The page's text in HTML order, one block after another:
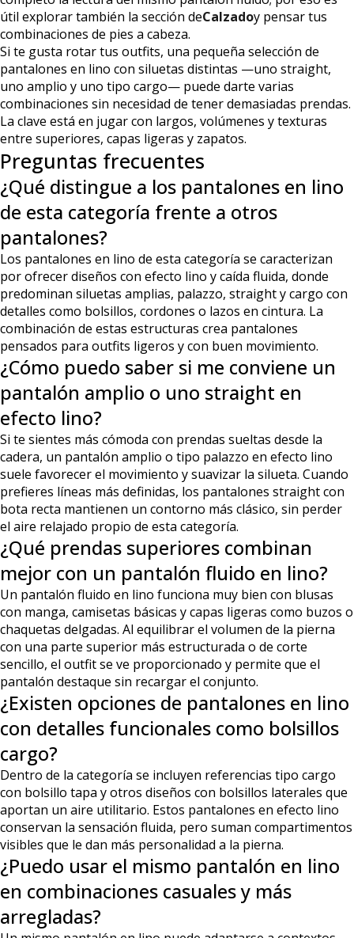
útil explorar también la sección deCalzadoy pensar tus
combinaciones de pies a cabeza.
Si te gusta rotar tus outfits, una pequeña selección de
pantalones en lino con siluetas distintas —uno straight,
uno amplio y uno tipo cargo— puede darte varias
combinaciones sin necesidad de tener demasiadas prendas.
La clave está en jugar con largos, volúmenes y texturas
entre superiores, capas ligeras y zapatos.
Preguntas frecuentes
¿Qué distingue a los pantalones en lino
de esta categoría frente a otros
pantalones?
Los pantalones en lino de esta categoría se caracterizan
por ofrecer diseños con efecto lino y caída fluida, donde
predominan siluetas amplias, palazzo, straight y cargo con
detalles como bolsillos, cordones o lazos en cintura. La
combinación de estas estructuras crea pantalones
pensados para outfits ligeros y con buen movimiento.
¿Cómo puedo saber si me conviene un
pantalón amplio o uno straight en
efecto lino?
Si te sientes más cómoda con prendas sueltas desde la
cadera, un pantalón amplio o tipo palazzo en efecto lino
suele favorecer el movimiento y suavizar la silueta. Cuando
prefieres líneas más definidas, los pantalones straight con
bota recta mantienen un contorno más clásico, sin perder
el aire relajado propio de esta categoría.
¿Qué prendas superiores combinan
mejor con un pantalón fluido en lino?
Un pantalón fluido en lino funciona muy bien con blusas
con manga, camisetas básicas y capas ligeras como buzos o
chaquetas delgadas. Al equilibrar el volumen de la pierna
con una parte superior más estructurada o de corte
sencillo, el outfit se ve proporcionado y permite que el
pantalón destaque sin recargar el conjunto.
¿Existen opciones de pantalones en lino
con detalles funcionales como bolsillos
cargo?
Dentro de la categoría se incluyen referencias tipo cargo
con bolsillo tapa y otros diseños con bolsillos laterales que
aportan un aire utilitario. Estos pantalones en efecto lino
conservan la sensación fluida, pero suman compartimentos
visibles que le dan más personalidad a la pierna.
¿Puedo usar el mismo pantalón en lino
en combinaciones casuales y más
arregladas?